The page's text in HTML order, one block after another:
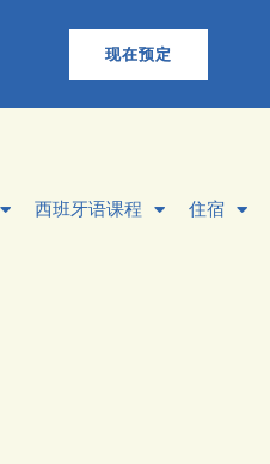
现在预定
西班牙语课程 住宿